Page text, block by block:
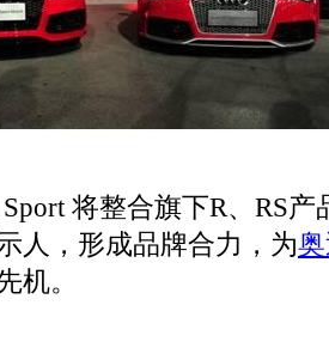
将整合旗下R、RS产
人，形成品牌合力，为
机。